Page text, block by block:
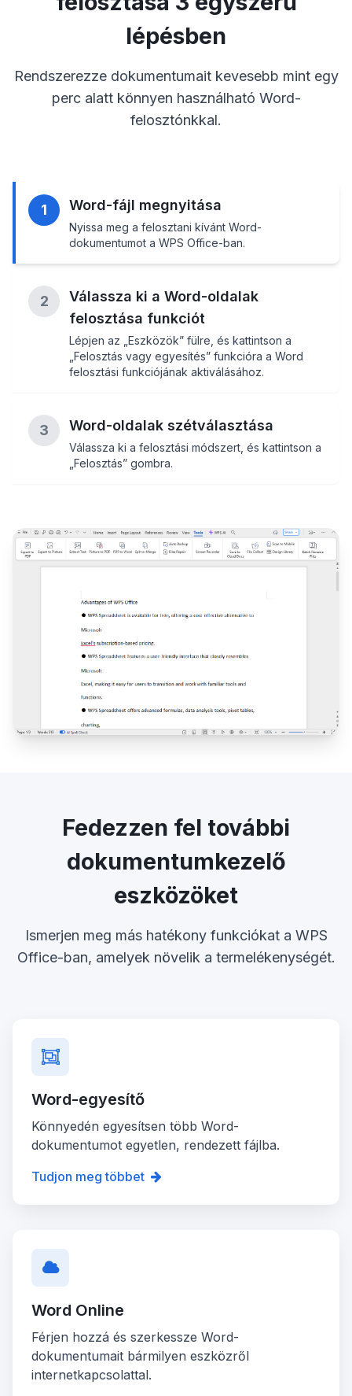
lépésben
Rendszerezze dokumentumait kevesebb mint egy
perc alatt könnyen használható Word-
felosztónkkal.
1 Word-fájl megnyitása
Nyissa meg a felosztani kívánt Word-
dokumentumot a WPS Office-ban.
2
Válassza ki a Word-oldalak
felosztása funkciót
Lépjen az „Eszközök” fülre, és kattintson a
„Felosztás vagy egyesítés” funkcióra a Word
felosztási funkciójának aktiválásához.
3 Word-oldalak szétválasztása
Válassza ki a felosztási módszert, és kattintson a
„Felosztás” gombra.
Fedezzen fel további
dokumentumkezelő
eszközöket
Ismerjen meg más hatékony funkciókat a WPS
Office-ban, amelyek növelik a termelékenységét.
Word-egyesítő
Könnyedén egyesítsen több Word-
dokumentumot egyetlen, rendezett fájlba.
Tudjon meg többet
Word Online
Férjen hozzá és szerkessze Word-
dokumentumait bármilyen eszközről
internetkapcsolattal.